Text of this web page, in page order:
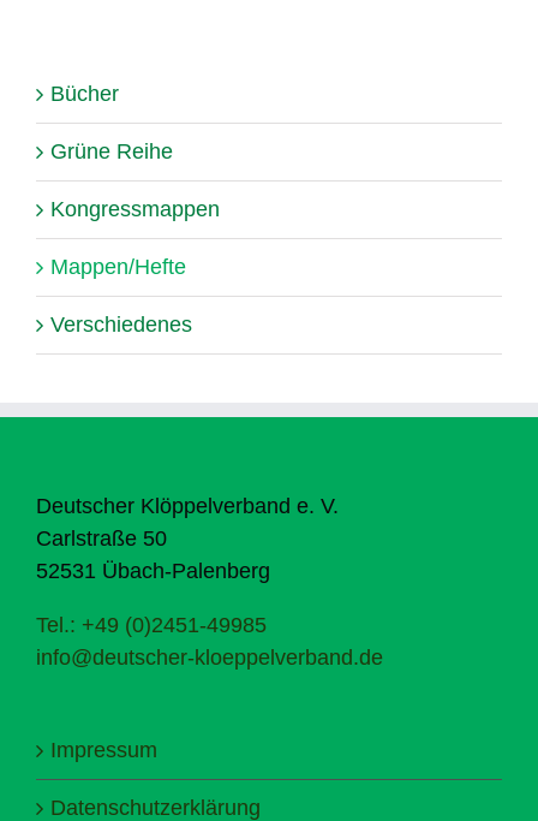
Bücher
Grüne Reihe
Kongressmappen
Mappen/Hefte
Verschiedenes
Deutscher Klöppelverband e. V.
Carlstraße 50
52531 Übach-Palenberg
Tel.: +49 (0)2451-49985
info@deutscher-kloeppelverband.de
Impressum
Datenschutzerklärung